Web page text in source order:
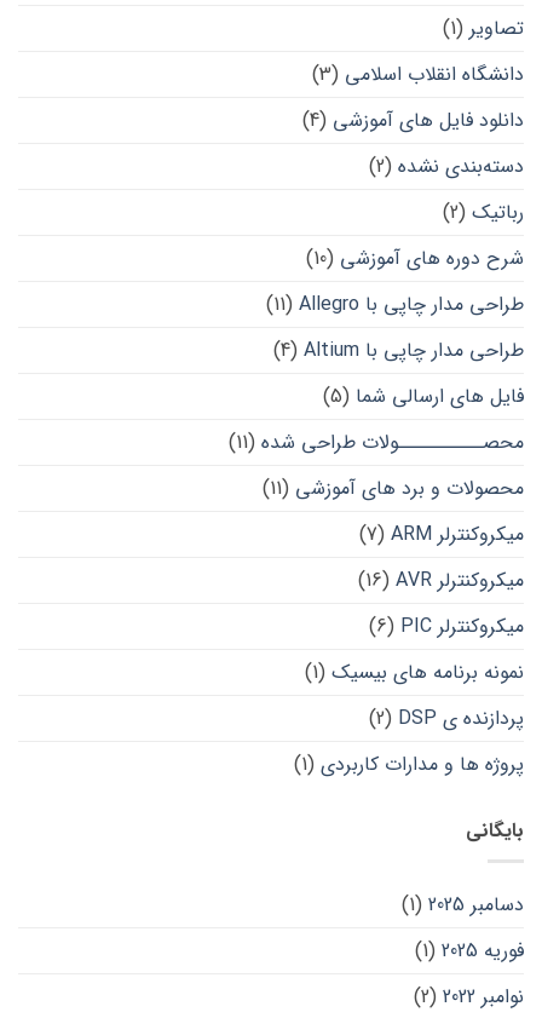
تصاویر (1)
دانشگاه انقلاب اسلامی (3)
دانلود فایل های آموزشی (4)
دسته‌بندی نشده (2)
رباتیک (2)
شرح دوره های آموزشی (10)
طراحی مدار چاپی با Allegro
(11)
طراحی مدار چاپی با Altium
(4)
فایل های ارسالی شما (5)
محصــــــــــولات طراحی شده (11)
محصولات و برد های آموزشی (11)
میکروکنترلر ARM
(7)
میکروکنترلر AVR
(16)
میکروکنترلر PIC
(6)
نمونه برنامه های بیسیک (1)
پردازنده ی DSP
(2)
پروژه ها و مدارات کاربردی (1)
بایگانی
دسامبر 2025
(1)
فوریه 2025
(1)
نوامبر 2022
(2)